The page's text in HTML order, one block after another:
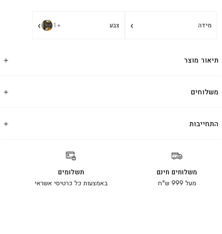
מידה › צבע +1
›
תיאור מוצר
משלוחים
התחייבות
משלוחים חינם
מעל 999 ש"ח
תשלומים
באמצעות כל כרטיסי אשראי